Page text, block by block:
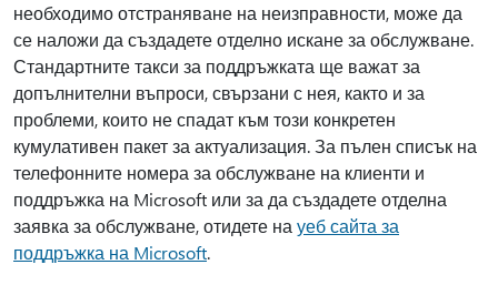
необходимо отстраняване на неизправности, може да
се наложи да създадете отделно искане за обслужване.
Стандартните такси за поддръжката ще важат за
допълнителни въпроси, свързани с нея, както и за
проблеми, които не спадат към този конкретен
кумулативен пакет за актуализация. За пълен списък на
телефонните номера за обслужване на клиенти и
поддръжка на Microsoft или за да създадете отделна
заявка за обслужване, отидете на уеб сайта за
поддръжка на Microsoft.